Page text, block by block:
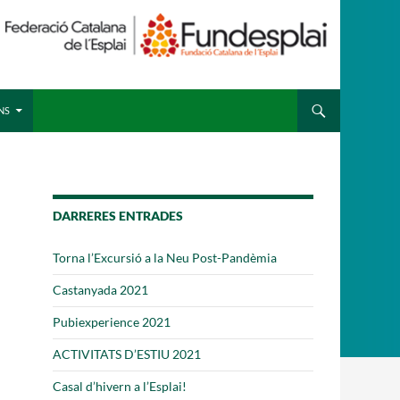
DARRERES ENTRADES
Torna l’Excursió a la Neu Post-Pandèmia
Castanyada 2021
Pubiexperience 2021
ACTIVITATS D’ESTIU 2021
Casal d’hivern a l’Esplai!
SUPORT TERCER SECTOR
Fes voluntariat